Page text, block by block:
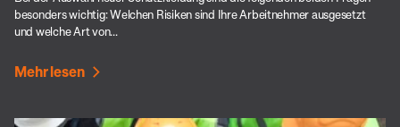
besonders wichtig: Welchen Risiken sind Ihre Arbeitnehmer ausgesetzt
und welche Art von...
Mehr lesen